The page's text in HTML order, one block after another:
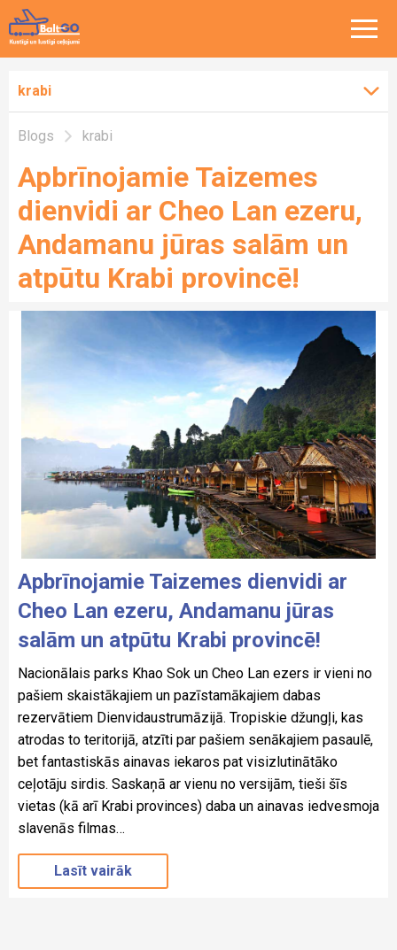
krabi
Aktualitātes
Balt-Go ceļo
Vispārēji
Blogs krabi
Apbrīnojamie Taizemes
dienvidi ar Cheo Lan ezeru,
Andamanu jūras salām un
atpūtu Krabi provincē!
Apbrīnojamie Taizemes dienvidi ar
Cheo Lan ezeru, Andamanu jūras
salām un atpūtu Krabi provincē!
Nacionālais parks Khao Sok un Cheo Lan ezers ir vieni no
pašiem skaistākajiem un pazīstamākajiem dabas
rezervātiem Dienvidaustrumāzijā. Tropiskie džungļi, kas
atrodas to teritorijā, atzīti par pašiem senākajiem pasaulē,
bet fantastiskās ainavas iekaros pat visizlutinātāko
ceļotāju sirdis. Saskaņā ar vienu no versijām, tieši šīs
vietas (kā arī Krabi provinces) daba un ainavas iedvesmoja
slavenās filmas…
Lasīt vairāk